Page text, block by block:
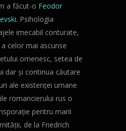
a făcut-o Feodor
. Psihologia
imecabil conturate,
celor mai ascunse
omenesc, setea de
dar și continua căutare
ale existenței umane
romancierului rus o
pentru marii
de la Friedrich